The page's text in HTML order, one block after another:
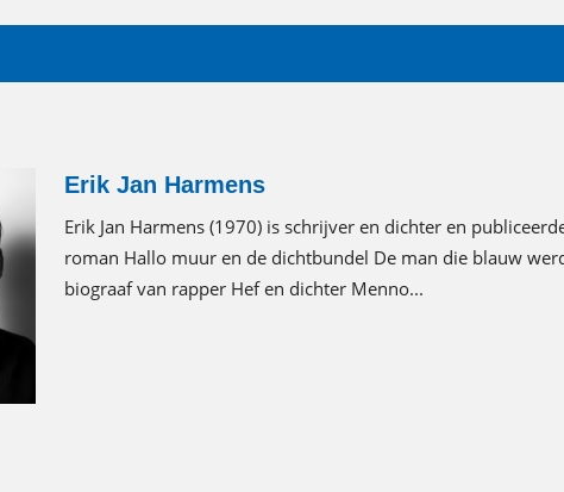
Erik Jan Harmens
Erik Jan Harmens (1970) is schrijver en dichter en
roman Hallo muur en de dichtbundel De man die blauw
biograaf van rapper Hef en dichter Menno...